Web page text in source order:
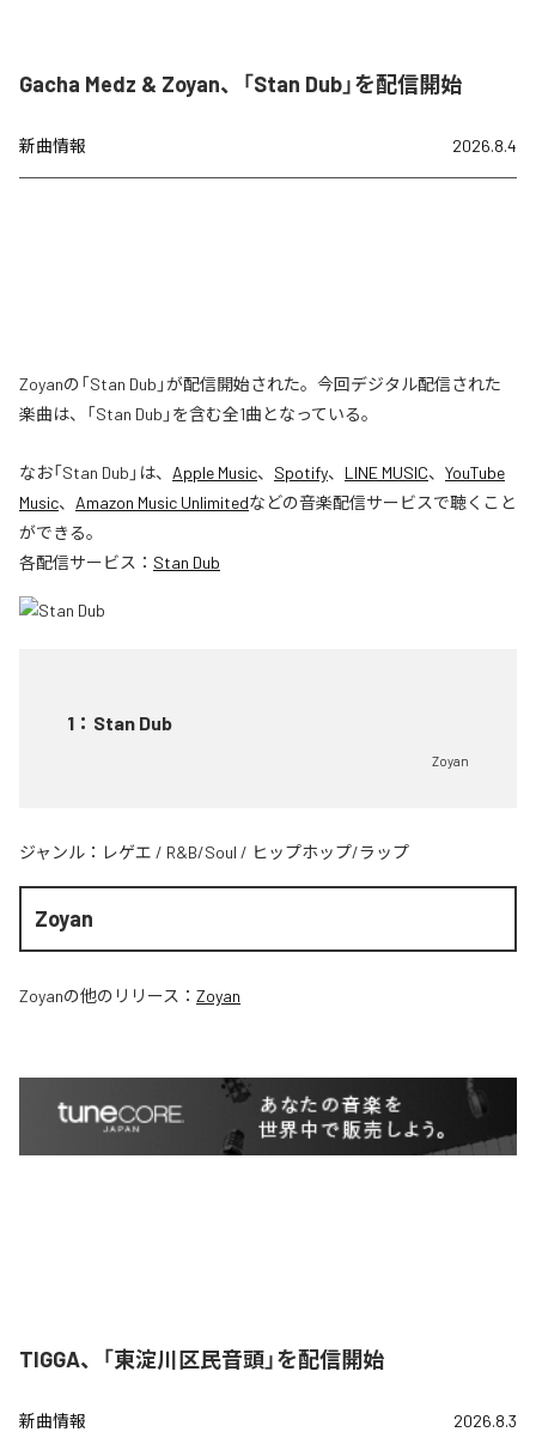
Gacha Medz & Zoyan、「Stan Dub」を配信開始
新曲情報 2026.8.4
Zoyanの「Stan Dub」が配信開始された。今回デジタル配信された
楽曲は、「Stan Dub」を含む全1曲となっている。
なお「Stan Dub 」は、 Apple Music、 Spotify、 LINE MUSIC、 YouTube
Music、 Amazon Music Unlimitedなどの音楽配信サービスで聴くこと
ができる。
各配信サービス： Stan Dub
1 ： Stan Dub
Zoyan
ジャンル： レゲエ / R&B/Soul / ヒップホップ/ラップ
Zoyan
Zoyanの他のリリース： Zoyan
TIGGA、「東淀川区民音頭」を配信開始
新曲情報 2026.8.3